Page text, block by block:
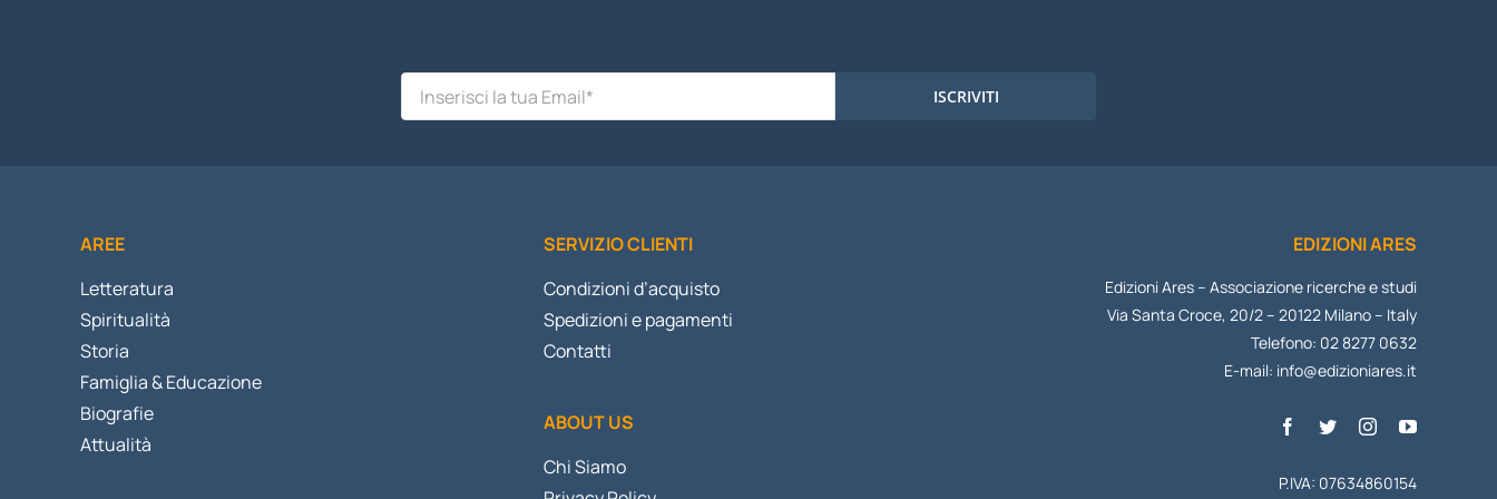
ISCRIVITI
AREE
Letteratura
Spiritualità
Storia
Famiglia & Educazione
Biografie
Attualità
SERVIZIO CLIENTI
Condizioni d’acquisto
Spedizioni e pagamenti
Contatti
ABOUT US
Chi Siamo
EDIZIONI ARES
Edizioni Ares – Associazione ricerche e studi
Via Santa Croce, 20/2 – 20122 Milano – Italy
Telefono: 02 8277 0632
E-mail: info@edizioniares.it
P.IVA: 07634860154